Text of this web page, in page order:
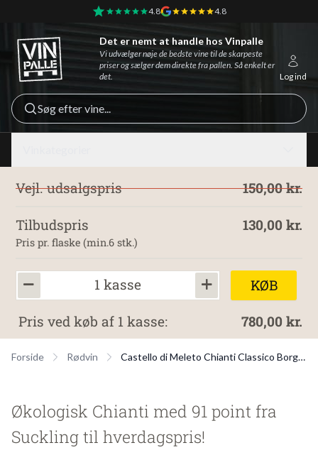
4.8 4.8
Vinpalle - Forside
Log ind
Det er nemt at handle hos Vinpalle
Vi udvælger nøje de bedste vine til de skarpeste
priser og sælger dem direkte fra pallen. Så enkelt er
det.
Søg efter vine...
150,00 kr.
Vejl. udsalgspris
130,00 kr.
Tilbudspris
Pris pr. flaske (min.6 stk.)
KØB
1 kasse
780,00 kr.
Pris ved køb af 1 kasse:
Forside Rødvin Castello di Meleto Chianti Classico Borgaio Øko 2021
Økologisk Chianti med 91 point fra
Suckling til hverdagspris!